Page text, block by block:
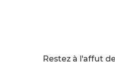
Restez à l'affut